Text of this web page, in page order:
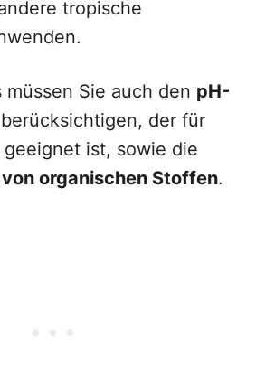
tropische
müssen Sie auch den pH-
berücksichtigen, der für
ist, sowie die
organischen Stoffen.